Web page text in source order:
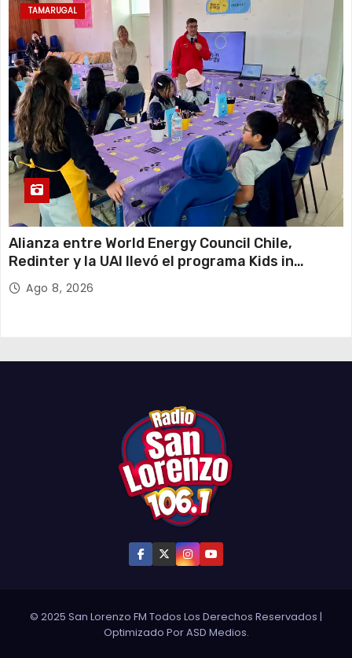
TAMARUGAL
Alianza entre World Energy Council Chile,
Redinter y la UAI llevó el programa Kids in
Energy a Arica y Pozo Almonte
Ago 8, 2026
© 2025 San Lorenzo FM Todos Los Derechos Reservados |
Optimizado PorASD Medios.